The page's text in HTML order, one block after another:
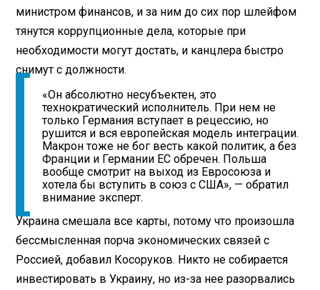
министром финансов, и за ним до сих пор шлейфом
тянутся коррупционные дела, которые при
необходимости могут достать, и канцлера быстро
снимут с должности.
«Он абсолютно несубъектен, это
технократический исполнитель. При нем не
только Германия вступает в рецессию, но
рушится и вся европейская модель интеграции.
Макрон тоже не бог весть какой политик, а без
Франции и Германии ЕС обречен. Польша
вообще смотрит на выход из Евросоюза и
хотела бы вступить в союз с США», — обратил
внимание эксперт.
Украина смешала все карты, потому что произошла
бессмысленная порча экономических связей с
Россией, добавил Косоруков. Никто не собирается
инвестировать в Украину, но из-за нее разорвались